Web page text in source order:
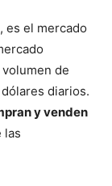
es el mercado
de
diarios.
y venden
las